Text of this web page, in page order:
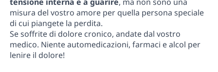
tensione interna e a guarire, ma non sono una
misura del vostro amore per quella persona speciale
di cui piangete la perdita.
Se soffrite di dolore cronico, andate dal vostro
medico. Niente automedicazioni, farmaci e alcol per
lenire il dolore!